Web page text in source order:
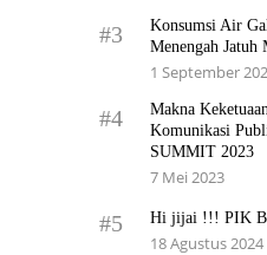
#3
Konsumsi Air
Menengah Jatuh
1 September
#4
Makna
Komunikasi
SUMMIT 2023
7 Mei 2023
#5 Hi jijai !!! PIK
18 Agustus 2024